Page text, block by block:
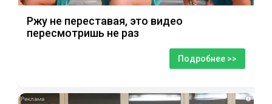
Ржу не переставая, это видео
пересмотришь не раз
Подробнее >>
i